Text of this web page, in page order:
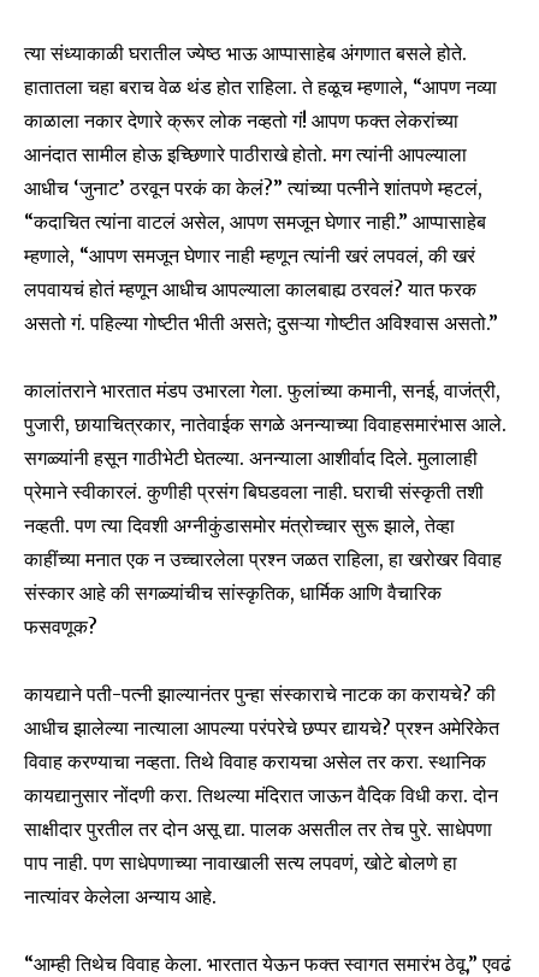
Join our community of
SUBSCRIBERS and be part of the
conversation.
To subscribe, simply enter your email address on our website
or click the subscribe button below. Don't worry, we respect
your privacy and won't spam your inbox. Your information is
SUBSCRIBE
I've read and accept thePrivacy Policy.
Fans Followers Followers
त्या संध्याकाळी घरातील ज्येष्ठ भाऊ आप्पासाहेब अंगणात बसले होते.
हातातला चहा बराच वेळ थंड होत राहिला. ते हळूच म्हणाले, “आपण नव्या
काळाला नकार देणारे क्रूर लोक नव्हतो गं! आपण फक्त लेकरांच्या
आनंदात सामील होऊ इच्छिणारे पाठीराखे होतो. मग त्यांनी आपल्याला
आधीच ‘जुनाट’ ठरवून परकं का केलं?” त्यांच्या पत्नीने शांतपणे म्हटलं,
“कदाचित त्यांना वाटलं असेल, आपण समजून घेणार नाही.” आप्पासाहेब
म्हणाले, “आपण समजून घेणार नाही म्हणून त्यांनी खरं लपवलं, की खरं
लपवायचं होतं म्हणून आधीच आपल्याला कालबाह्य ठरवलं? यात फरक
असतो गं. पहिल्या गोष्टीत भीती असते; दुसऱ्या गोष्टीत अविश्वास असतो.”
कालांतराने भारतात मंडप उभारला गेला. फुलांच्या कमानी, सनई, वाजंत्री,
पुजारी, छायाचित्रकार, नातेवाईक सगळे अनन्याच्या विवाहसमारंभास आले.
सगळ्यांनी हसून गाठीभेटी घेतल्या. अनन्याला आशीर्वाद दिले. मुलालाही
प्रेमाने स्वीकारलं. कुणीही प्रसंग बिघडवला नाही. घराची संस्कृती तशी
नव्हती. पण त्या दिवशी अग्नीकुंडासमोर मंत्रोच्चार सुरू झाले, तेव्हा
काहींच्या मनात एक न उच्चारलेला प्रश्न जळत राहिला, हा खरोखर विवाह
संस्कार आहे की सगळ्यांचीच सांस्कृतिक, धार्मिक आणि वैचारिक
फसवणूक?
कायद्याने पती-पत्नी झाल्यानंतर पुन्हा संस्काराचे नाटक का करायचे? की
आधीच झालेल्या नात्याला आपल्या परंपरेचे छप्पर द्यायचे? प्रश्न अमेरिकेत
विवाह करण्याचा नव्हता. तिथे विवाह करायचा असेल तर करा. स्थानिक
कायद्यानुसार नोंदणी करा. तिथल्या मंदिरात जाऊन वैदिक विधी करा. दोन
साक्षीदार पुरतील तर दोन असू द्या. पालक असतील तर तेच पुरे. साधेपणा
पाप नाही. पण साधेपणाच्या नावाखाली सत्य लपवणं, खोटे बोलणे हा
नात्यांवर केलेला अन्याय आहे.
“आम्ही तिथेच विवाह केला. भारतात येऊन फक्त स्वागत समारंभ ठेवू,” एवढं